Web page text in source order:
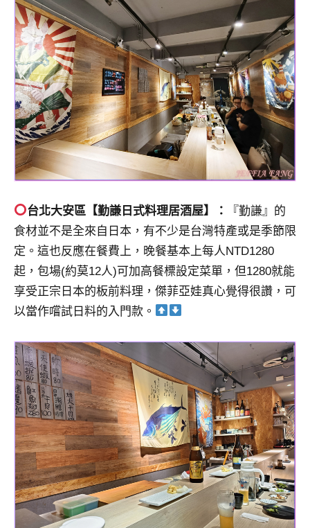
合
作
達
人
對
象。
★
台北大安區【勤謙日式料理居酒屋】：
『勤謙』的
食材並不是全來自日本，有不少是台灣特產或是季節限
定。這也反應在餐費上，晚餐基本上每人NTD1280
起，包場(約莫12人)可加高餐標設定菜單，但1280就能
享受正宗日本的板前料理，傑菲亞娃真心覺得很讚，可
以當作嚐試日料的入門款。